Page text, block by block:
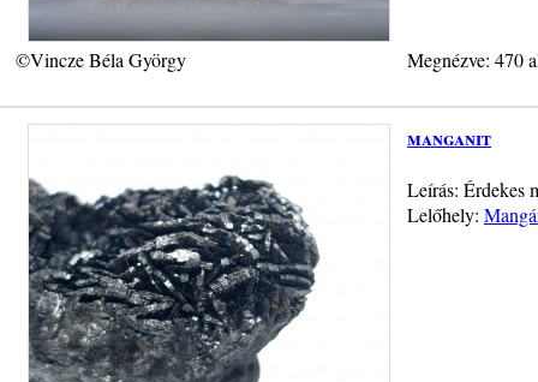
©Vincze Béla György Megnézve: 470
manganit
Leírás: Érdekes
Lelőhely: